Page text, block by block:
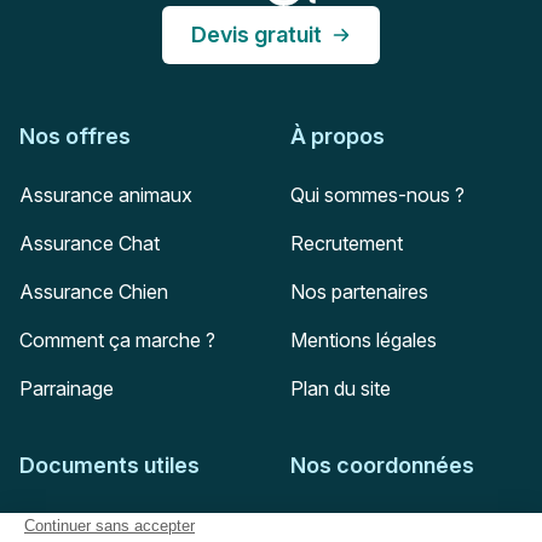
Devis gratuit
Nos offres
Assurance animaux
Assurance Chat
Assurance Chien
Comment ça marche ?
Parrainage
À propos
Qui sommes-nous ?
Recrutement
Nos partenaires
Mentions légales
Plan du site
Documents utiles
Feuille de soins
Nos coordonnées